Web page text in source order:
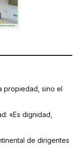
propiedad, sino el
«Es dignidad,
de dirigentes